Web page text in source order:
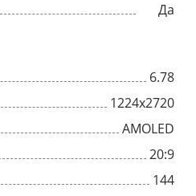
Да
6.78
1224x2720
AMOLED
20:9
144